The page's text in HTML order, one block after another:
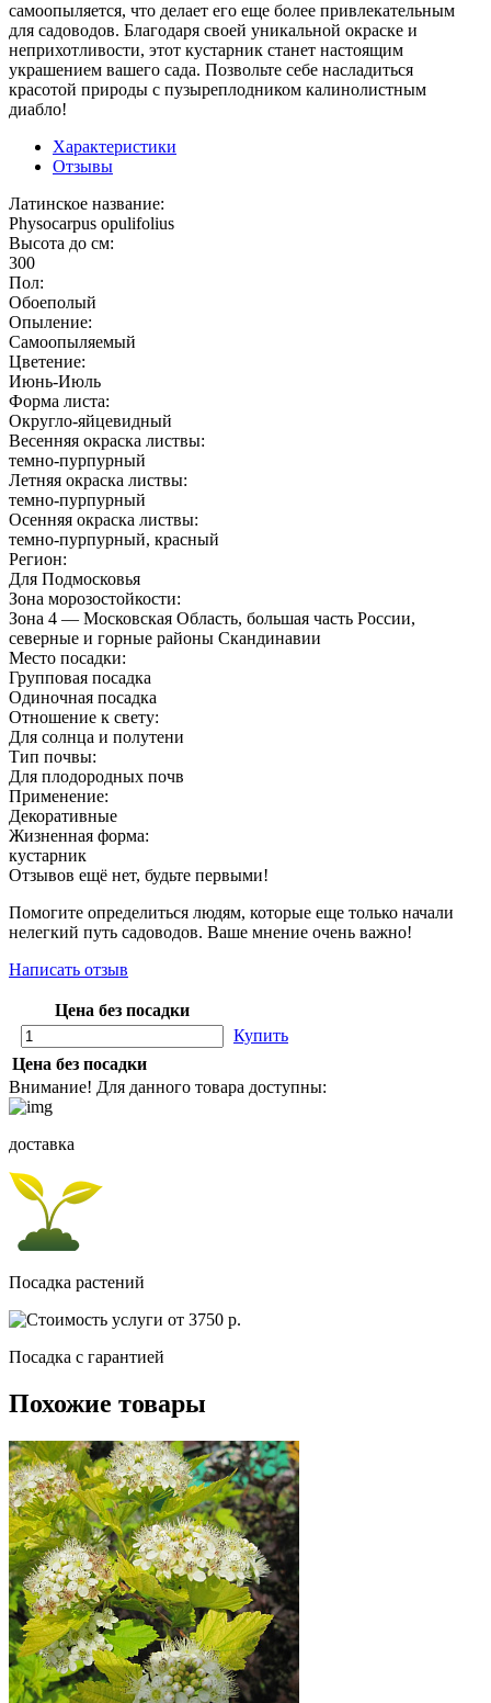
самоопыляется, что делает его еще более привлекательным
для садоводов. Благодаря своей уникальной окраске и
неприхотливости, этот кустарник станет настоящим
украшением вашего сада. Позвольте себе насладиться
красотой природы с пузыреплодником калинолистным
диабло!
Характеристики
Отзывы
Латинское название:
Physocarpus opulifolius
Высота до см:
300
Пол:
Обоеполый
Опыление:
Самоопыляемый
Цветение:
Июнь-Июль
Форма листа:
Округло-яйцевидный
Весенняя окраска листвы:
темно-пурпурный
Летняя окраска листвы:
темно-пурпурный
Осенняя окраска листвы:
темно-пурпурный, красный
Регион:
Для Подмосковья
Зона морозостойкости:
Зона 4 — Московская Область, большая часть России,
северные и горные районы Скандинавии
Место посадки:
Групповая посадка
Одиночная посадка
Отношение к свету:
Для солнца и полутени
Тип почвы:
Для плодородных почв
Применение:
Декоративные
Жизненная форма:
кустарник
Отзывов ещё нет, будьте первыми!
Помогите определиться людям, которые еще только начали
нелегкий путь садоводов. Ваше мнение очень важно!
Написать отзыв
Цена без посадки
Купить
Цена без посадки
Внимание! Для данного товара доступны:
доставка
Посадка растений
Посадка c гарантией
Похожие товары